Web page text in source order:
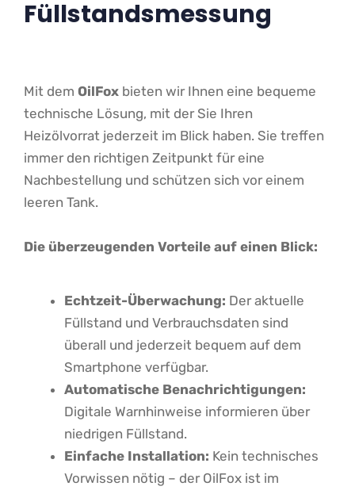
Füllstandsmessung
Mit dem OilFox bieten wir Ihnen eine bequeme
technische Lösung, mit der Sie Ihren
Heizölvorrat jederzeit im Blick haben. Sie treffen
immer den richtigen Zeitpunkt für eine
Nachbestellung und schützen sich vor einem
leeren Tank.
Die überzeugenden Vorteile auf einen Blick:
Echtzeit-Überwachung: Der aktuelle
Füllstand und Verbrauchsdaten sind
überall und jederzeit bequem auf dem
Smartphone verfügbar.
Automatische Benachrichtigungen:
Digitale Warnhinweise informieren über
niedrigen Füllstand.
Einfache Installation: Kein technisches
Vorwissen nötig – der OilFox ist im